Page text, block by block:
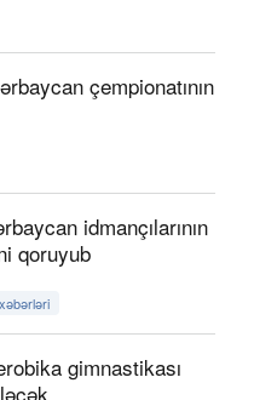
çempionatının
idmançılarının
qoruyub
gimnastikası